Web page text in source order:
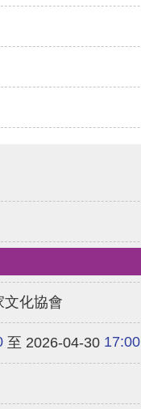
文化協會
至 2026-04-3017:00